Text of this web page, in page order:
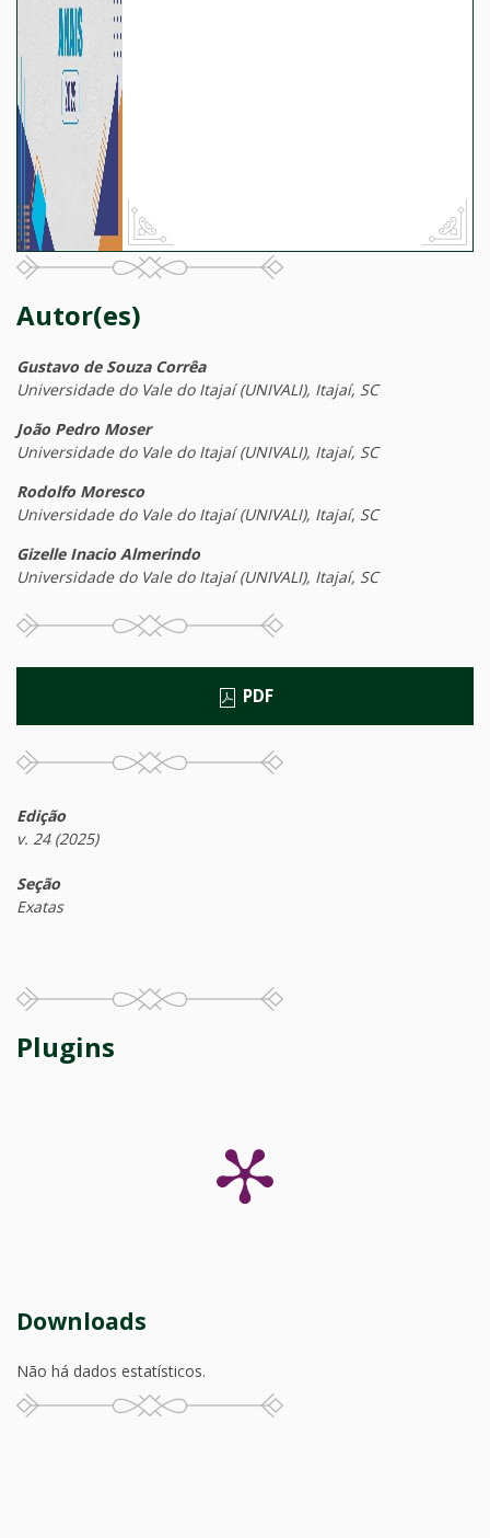
Autor(es)
Gustavo de Souza Corrêa
Universidade do Vale do Itajaí (UNIVALI), Itajaí, SC
João Pedro Moser
Universidade do Vale do Itajaí (UNIVALI), Itajaí, SC
Rodolfo Moresco
Universidade do Vale do Itajaí (UNIVALI), Itajaí, SC
Gizelle Inacio Almerindo
Universidade do Vale do Itajaí (UNIVALI), Itajaí, SC
PDF
Edição
v. 24 (2025)
Seção
Exatas
Plugins
Downloads
Não há dados estatísticos.